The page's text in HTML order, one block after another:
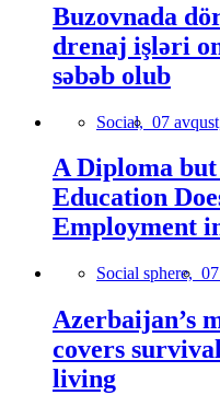
Buzovnada
drenaj işləri
səbəb olub
Social, 07
A Diploma
Education
Employment
Social sphere,
Azerbaijan’s
covers
living